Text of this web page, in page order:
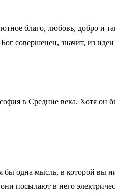
благо, любовь, добро и
совершенен, значит, из
в Средние века. Хотя
одна мысль, в которой вы
посылают в него